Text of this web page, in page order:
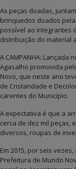
As peças doadas,
brinquedos doados
possível ao integrantes
distribuição do material
A CAMPANHA: Lançada
Agasalho promovida
Novo, que neste ano
de Cristandade e
carentes do Município.
A expectativa é que a
cerca de dez mil peças,
diversos, roupas de
Em 2015, por seis
Prefeitura de Mundo